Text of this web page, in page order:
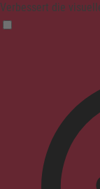
Verbessert die